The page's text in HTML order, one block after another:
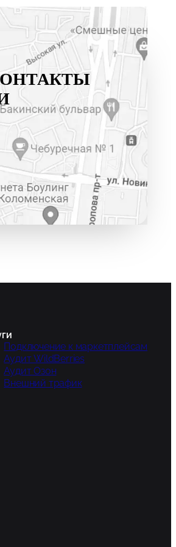
Подключение к маркетплейсам
Аудит WildBerries
Аудит Озон
Внешний трафик